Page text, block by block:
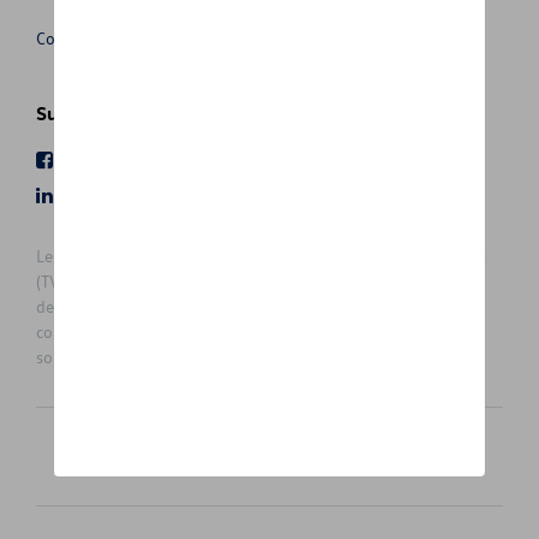
Conditions de vente
Suivez nous
Les prix affichés sur le présent site sont des prix recommandés
(TVAc), hors éventuels frais de montage. Pour connaitre le prix
de vente actuel et les éventuels frais de montage, veuillez
contacter votre concessionnaire/agent. Les prix recommandés
sont sujets à des changements sans préavis.